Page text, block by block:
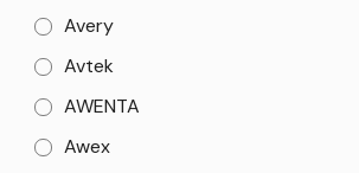
Avery
Avtek
AWENTA
Awex